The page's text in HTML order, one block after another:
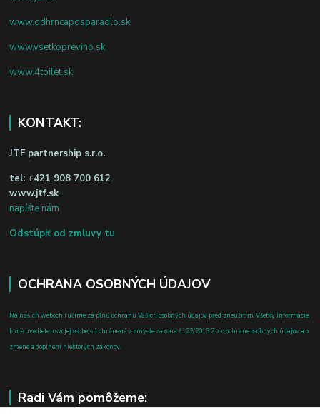
www.odhrncaposparadlo.sk
www.vsetkoprevino.sk
www.4toilet.sk
KONTAKT:
JTF partnership s.r.o.
tel: +421 908 700 612
www.jtf.sk
napíšte nám
Odstúpiť od zmluvy tu
OCHRANA OSOBNÝCH ÚDAJOV
Na našich weboch ručíme za plnú ochranu Vašich osobných údajov pred zneužitím. Všetky informácie,
ktoré uvediete o svojej osobe, sú chránené v zmysle zákona č.122/2013 Z.z. o ochrane osobných údajov a o
zmene a doplnení niektorých zákonov.
Radi Vám pomôžeme: